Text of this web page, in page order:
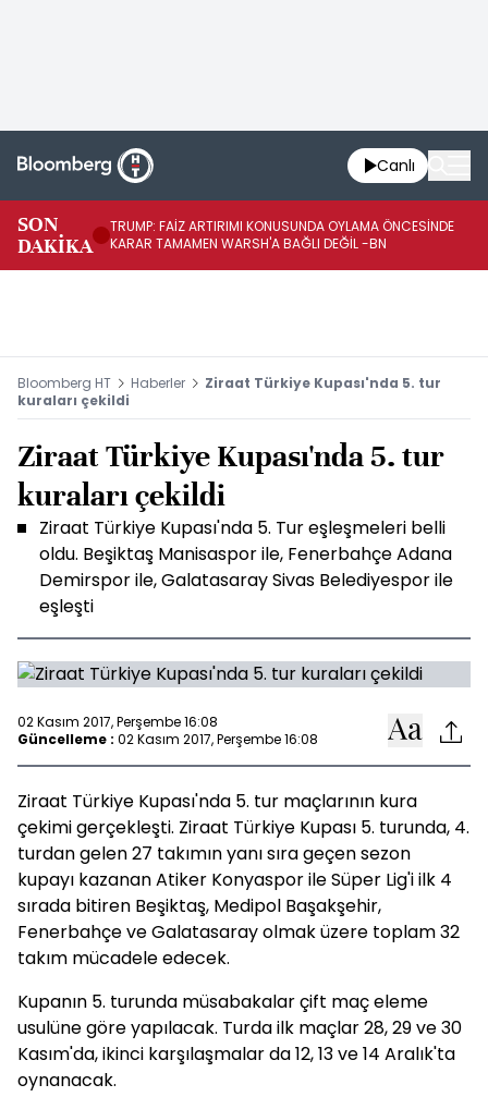
Canlı
SON
DAKİKA
TRUMP: FAİZ ARTIRIMI KONUSUNDA OYLAMA ÖNCESİNDE
KARAR TAMAMEN WARSH'A BAĞLI DEĞİL -BN
Bloomberg HT Haberler
Ziraat Türkiye Kupası'nda 5. tur
kuraları çekildi
Ziraat Türkiye Kupası'nda 5. tur
kuraları çekildi
Ziraat Türkiye Kupası'nda 5. Tur eşleşmeleri belli
oldu. Beşiktaş Manisaspor ile, Fenerbahçe Adana
Demirspor ile, Galatasaray Sivas Belediyespor ile
eşleşti
02 Kasım 2017, Perşembe 16:08
Güncelleme : 02 Kasım 2017, Perşembe 16:08
Ziraat Türkiye Kupası'nda 5. tur maçlarının kura
çekimi gerçekleşti. Ziraat Türkiye Kupası 5. turunda, 4.
turdan gelen 27 takımın yanı sıra geçen sezon
kupayı kazanan Atiker Konyaspor ile Süper Lig'i ilk 4
sırada bitiren Beşiktaş, Medipol Başakşehir,
Fenerbahçe ve Galatasaray olmak üzere toplam 32
takım mücadele edecek.
Kupanın 5. turunda müsabakalar çift maç eleme
usulüne göre yapılacak. Turda ilk maçlar 28, 29 ve 30
Kasım'da, ikinci karşılaşmalar da 12, 13 ve 14 Aralık'ta
oynanacak.